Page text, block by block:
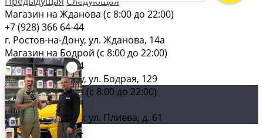
Магазин на Жданова (c 8:00 до 22:00)
+7 (928) 366 64-44
г. Ростов-на-Дону, ул. Жданова, 14а
Магазин на Бодрой (c 8:00 до 22:00)
+7 (928) 366 64-44
г. Ростов-на-Дону, ул. Бодрая, 129
Главный магазин (c 8:00 до 22:00)
+7 (928) 366 64-44
г. Ростов-на-Дону, ул. Плиева, д. 61
Загрузка карты ...